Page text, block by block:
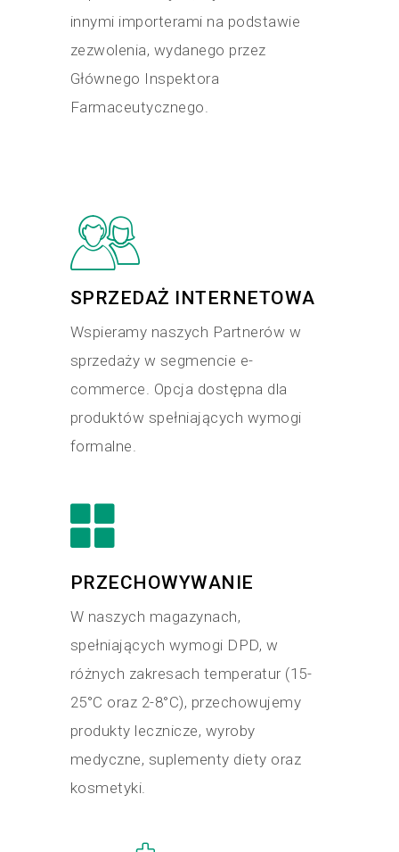
innymi importerami na podstawie
zezwolenia, wydanego przez
Głównego Inspektora
Farmaceutycznego.
SPRZEDAŻ INTERNETOWA
Wspieramy naszych Partnerów w
sprzedaży w segmencie e-
commerce. Opcja dostępna dla
produktów spełniających wymogi
formalne.
PRZECHOWYWANIE
W naszych magazynach,
spełniających wymogi DPD, w
różnych zakresach temperatur (15-
25°C oraz 2-8°C), przechowujemy
produkty lecznicze, wyroby
medyczne, suplementy diety oraz
kosmetyki.